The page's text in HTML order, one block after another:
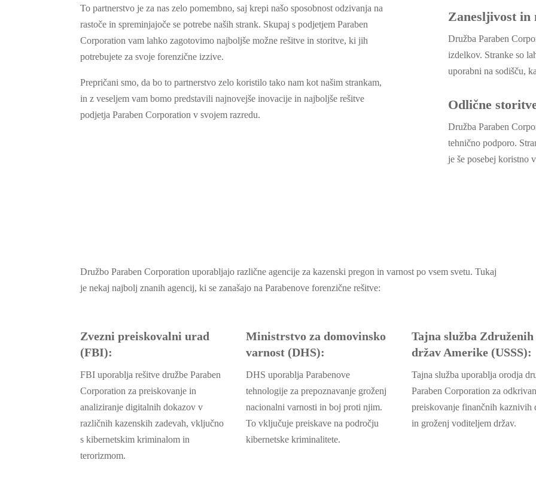
To partnerstvo je za nas zelo pomembno, saj krepi našo sposobnost odzivanja na
rastoče in spreminjajoče se potrebe naših strank. Skupaj s podjetjem Paraben
Corporation vam lahko zagotovimo najboljše možne rešitve in storitve, ki jih
potrebujete za svoje forenzične izzive.
Prepričani smo, da bo to partnerstvo zelo koristilo tako nam kot našim strankam,
in z veseljem vam bomo predstavili najnovejše inovacije in najboljše rešitve
podjetja Paraben Corporation v svojem razredu.
Zanesljivost in
Družba Paraben
izdelkov. Stranke so
uporabni na sodišču,
Odlične
Družba Paraben
tehnično podporo.
je še posebej koristno
Družbo Paraben Corporation uporabljajo različne agencije za kazenski pregon in varnost po vsem svetu. Tukaj
je nekaj najbolj znanih agencij, ki se zanašajo na Parabenove forenzične rešitve:
Zvezni preiskovalni urad
(FBI):
FBI uporablja rešitve družbe Paraben
Corporation za preiskovanje in
analiziranje digitalnih dokazov v
različnih kazenskih zadevah, vključno
s kibernetskim kriminalom in
terorizmom.
Ministrstvo za domovinsko
varnost (DHS):
DHS uporablja Parabenove
tehnologije za prepoznavanje groženj
nacionalni varnosti in boj proti njim.
To vključuje preiskave na področju
kibernetske kriminalitete.
Tajna služba Združenih
držav Amerike (USSS):
Tajna služba uporablja orodja
Paraben Corporation za
preiskovanje finančnih kaznivih
in groženj voditeljem držav.